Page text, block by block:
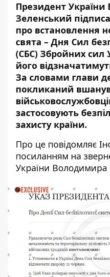
Президент
Зеленський
про встановлення
свята – Дня Сил
(СБС) Збройних сил
його
За словами глави
покликаний
застосовують
захисту країни.
Про це повідомляє
посиланням на
України Володимира